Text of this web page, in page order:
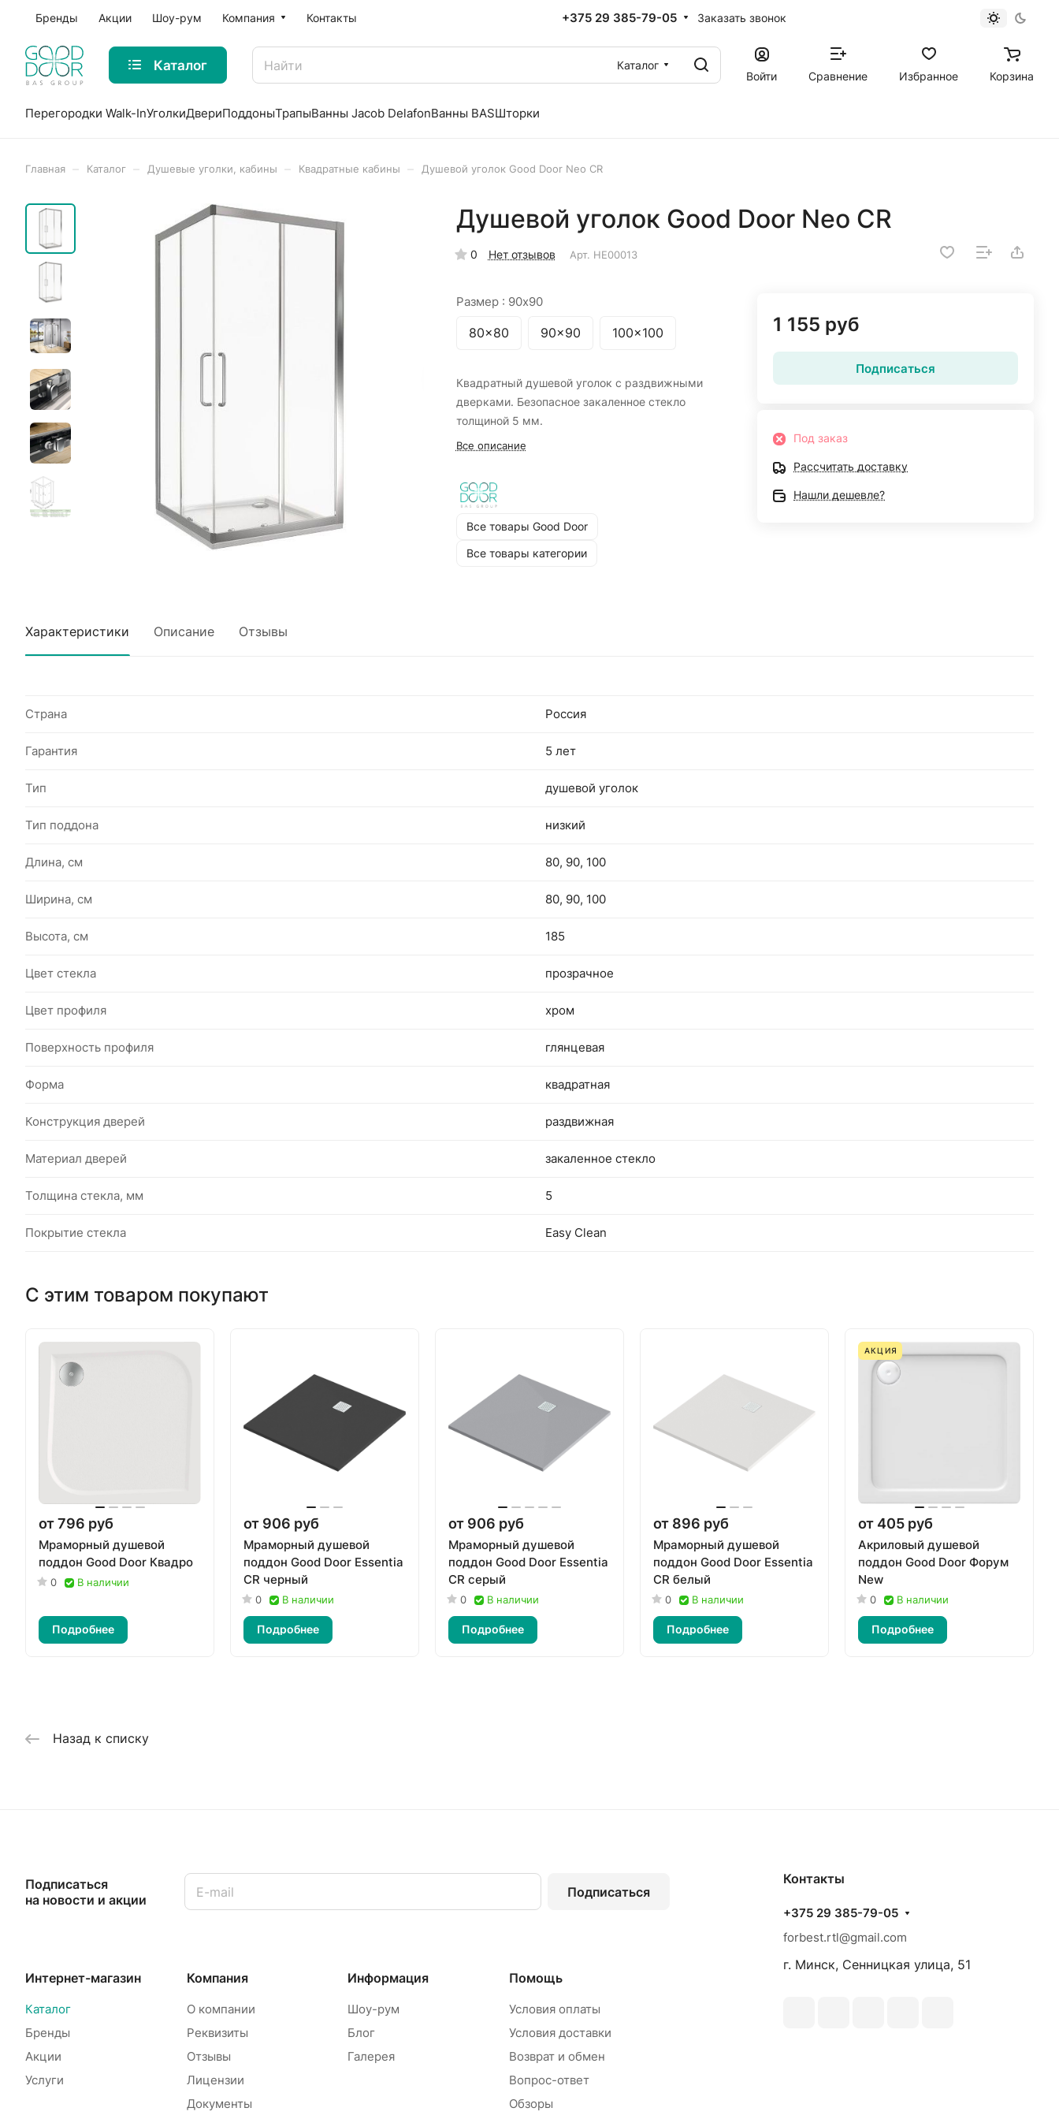
Бренды Акции Шоу-рум Компания Контакты +375 29 385-79-05 Заказать звонок
Каталог
Каталог
Войти
Сравнение Избранное Корзина
Перегородки Walk-InУголкиДвериПоддоныТрапыВанны Jacob DelafonВанны BASШторки
Главная Каталог Душевые уголки, кабины Квадратные кабины Душевой уголок Good Door Neo CR
Душевой уголок Good Door Neo CR
0 Нет отзывов Арт. НЕ00013
Размер : 90x90
80x80 90x90 100x100
Квадратный душевой уголок с раздвижными
дверками. Безопасное закаленное стекло
толщиной 5 мм.
Все описание
Все товары Good Door
Все товары категории
1 155 руб
Подписаться
Под заказ
Рассчитать доставку
Нашли дешевле?
Характеристики Описание Отзывы
Страна Россия
Гарантия 5 лет
Тип душевой уголок
Тип поддона низкий
Длина, см 80, 90, 100
Ширина, см 80, 90, 100
Высота, см 185
Цвет стекла прозрачное
Цвет профиля хром
Поверхность профиля глянцевая
Форма квадратная
Конструкция дверей раздвижная
Материал дверей закаленное стекло
Толщина стекла, мм 5
Покрытие стекла Easy Clean
С этим товаром покупают
от 796 руб
Мраморный душевой
поддон Good Door Квадро
0 В наличии
Подробнее
от 906 руб
Мраморный душевой
поддон Good Door Essentia
CR черный
0 В наличии
Подробнее
от 906 руб
Мраморный душевой
поддон Good Door Essentia
CR серый
0 В наличии
Подробнее
от 896 руб
Мраморный душевой
поддон Good Door Essentia
CR белый
0 В наличии
Подробнее
АКЦИЯ
от 405 руб
Акриловый душевой
поддон Good Door Форум
New
0 В наличии
Подробнее
Назад к списку
Подписаться
на новости и акции
Подписаться
Интернет-магазин
Каталог
Бренды
Акции
Услуги
Компания
О компании
Реквизиты
Отзывы
Лицензии
Документы
Информация
Шоу-рум
Блог
Галерея
Помощь
Условия оплаты
Условия доставки
Возврат и обмен
Вопрос-ответ
Обзоры
Контакты
+375 29 385-79-05
forbest.rtl@gmail.com
г. Минск, Сенницкая улица, 51